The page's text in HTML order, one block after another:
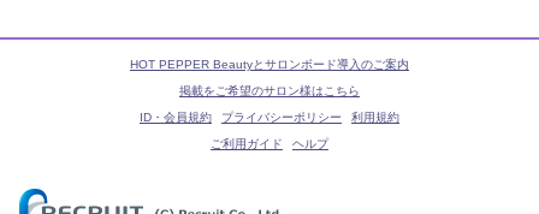
HOT PEPPER Beautyとサロンボード導入のご案内
掲載をご希望のサロン様はこちら
ID・会員規約
プライバシーポリシー
利用規約
ご利用ガイド
ヘルプ